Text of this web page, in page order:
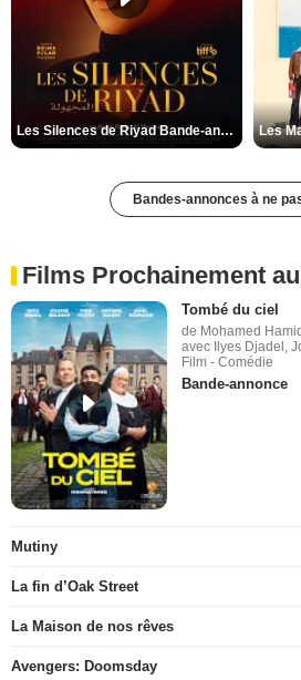
Les Silences de Riyad Bande-annonce VO STFR
Bandes-annonces à ne
Films Prochainement
Tombé du ciel
de Mohamed
avec Ilyes Djadel,
Film - Comédie
Bande-annonce
Mutiny
La fin d’Oak Street
La Maison de nos rêves
Avengers: Doomsday